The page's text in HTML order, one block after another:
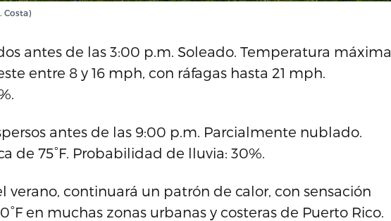
Costa)
antes de las 3:00 p.m. Soleado. Temperatura máxima
entre 8 y 16 mph, con ráfagas hasta 21 mph.
antes de las 9:00 p.m. Parcialmente nublado.
de 75°F. Probabilidad de lluvia: 30%.
verano, continuará un patrón de calor, con sensación
en muchas zonas urbanas y costeras de Puerto Rico.